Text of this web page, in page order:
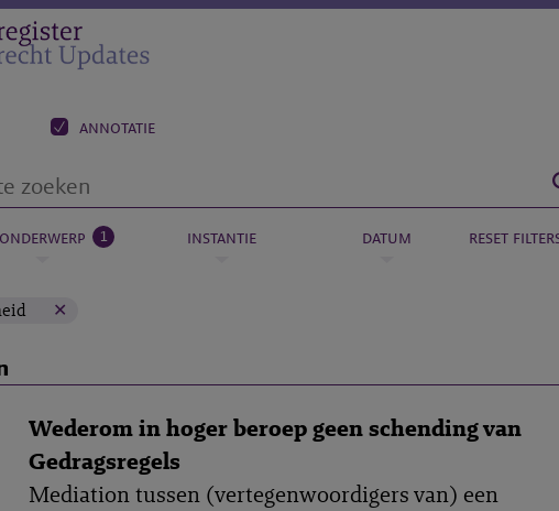
annotatie
onderwerp 1 instantie datum reset
Wederom in hoger beroep geen schending van
Gedragsregels
Mediation tussen (vertegenwoordigers van) een